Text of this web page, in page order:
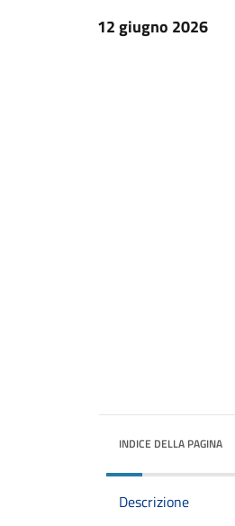
12 giugno 2026
INDICE DELLA PAGINA
Descrizione